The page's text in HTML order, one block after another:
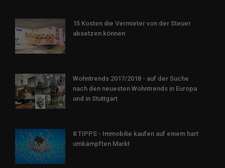
15 Kosten die Vermieter von der Steuer
absetzen können
Wohntrends 2017/2018 - auf der Suche
nach den neuesten Wohntrends in Europa
und in Stuttgart
8 TIPPS - Immobilie kaufen auf einem hart
umkämpften Markt